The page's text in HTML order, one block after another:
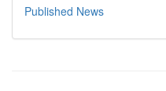
Published News